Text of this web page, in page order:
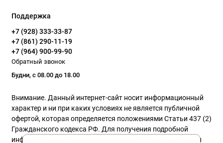
Поддержка
+7 (928) 333-33-87
+7 (861) 290-11-19
+7 (964) 900-99-90
Обратный звонок
Будни, с 08.00 до 18.00
Внимание. Данный интернет-сайт носит информационный
характер и ни при каких условиях не является публичной
офертой, которая определяется положениями Статьи 437 (2)
Гражданского кодекса РФ. Для получения подробной
информации о наличии и стоимости указанных товаров и